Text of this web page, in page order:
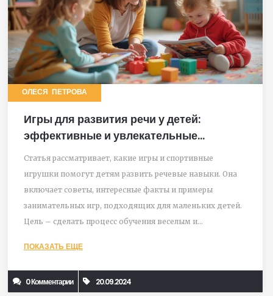
ОЛЕСЯ ПЕТРОВА
Игры для развития речи у детей:
эффективные и увлекательные
спортивные игрушки
Статья рассматривает, какие игры и спортивные
игрушки помогут детям развить речевые навыки. Она
включает советы, интересные факты и примеры
занимательных игр, подходящих для маленьких детей.
Цель – сделать процесс обучения веселым и
ПОКАЗАТЬ ЕЩЕ
0 Комментарии 20.09.2024